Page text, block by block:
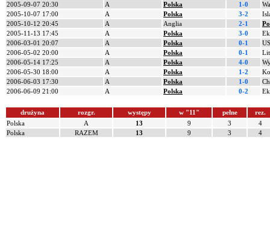
2005-09-07 20:30
A Polska 1-0
2005-10-07 17:00
A Polska 3-2
2005-10-12 20:45
A Anglia 2-1
2005-11-13 17:45
A Polska 3-0
2006-03-01 20:07
A Polska 0-1
2006-05-02 20:00
A Polska 0-1
2006-05-14 17:25
A Polska 4-0
2006-05-30 18:00
A Polska 1-2
2006-06-03 17:30
A Polska 1-0
2006-06-09 21:00
A Polska 0-2
drużyna rozgr. występy w "11" pełne
rez.
Polska
A 13 9 3
4
Polska
RAZEM 13 9 3 4